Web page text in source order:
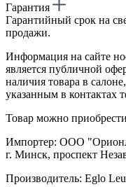
Гарантия
Гарантийный срок на
продажи.
Информация на сайте
является публичной
наличия товара в
указанным в контактах
Товар можно
Импортер: ООО
г. Минск, проспект
Производитель: Eglo